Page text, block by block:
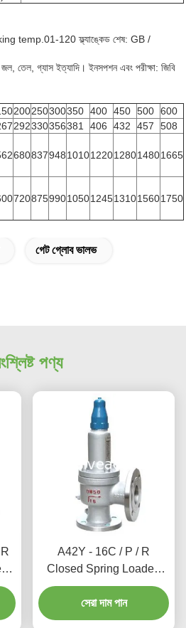
temp.01-120 ফ্ল্যাঙ্কেড শেষ: GB /
তেল, গ্যাস ইত্যাদি। ইনসপশন এবং পরীক্ষা: জিবি
200250300350 400 450 500 600
292330356381 406 432 457
508
68083794810101220128014801665
72087599010501245131015601750
গেট গ্লোব ভালভ
পণ্য
A42Y - 16C / P / R
Closed Spring Loaded
Power Station Valve / Full
Lift Type Safety Valve
সেরা দাম পান